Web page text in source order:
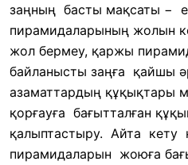
заңның басты мақсаты −
пирамидаларының жолын
жол бермеу, қаржы
байланысты заңға қайшы
азаматтардың құқықтары
қорғауға бағытталған
қалыптастыру. Айта кету
пирамидаларын жоюға